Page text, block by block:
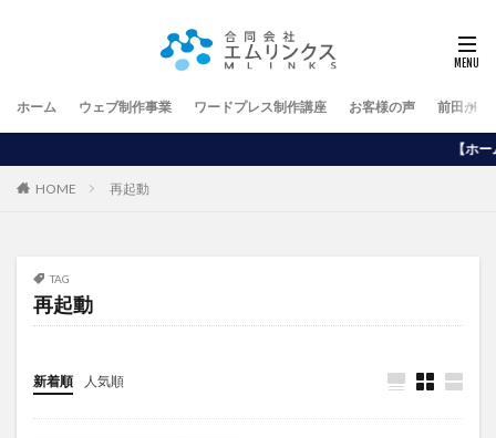
ホーム ウェブ制作事業 ワードプレス制作講座 お客様の声 前田が行
【ホームページを自分で作
HOME 再起動
TAG
再起動
新着順 人気順